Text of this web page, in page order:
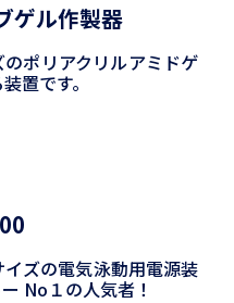
ゲル作製器
ポリアクリルアミドゲ
置です。
ズの電気泳動用電源装
No１の人気者！